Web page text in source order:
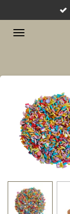
direct
naar